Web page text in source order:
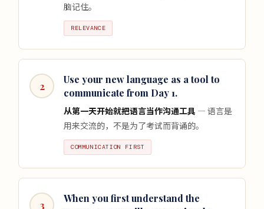
脑记住。
RELEVANCE
2
Use your new language as a tool to
communicate from Day 1.
从第一天开始就把语言当作沟通工具 — 语言是
用来交流的，不是为了考试而背诵的。
COMMUNICATION FIRST
3
When you first understand the